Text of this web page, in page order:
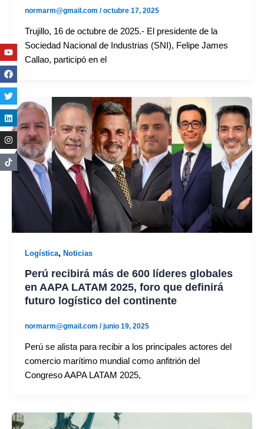
normarm@gmail.com /octubre 17, 2025
Trujillo, 16 de octubre de 2025.- El presidente de la
Sociedad Nacional de Industrias (SNI), Felipe James
Callao, participó en el
Logística, Noticias
Perú recibirá más de 600 líderes globales
en AAPA LATAM 2025, foro que definirá
futuro logístico del continente
normarm@gmail.com /junio 19, 2025
Perú se alista para recibir a los principales actores del
comercio marítimo mundial como anfitrión del
Congreso AAPA LATAM 2025,
Youtube
Facebook
Twitter
Linkedin
Instagram